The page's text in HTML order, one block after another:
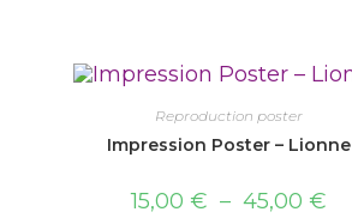
Reproduction poster
Impression Poster – Lionne
15,00 € – 45,00 €